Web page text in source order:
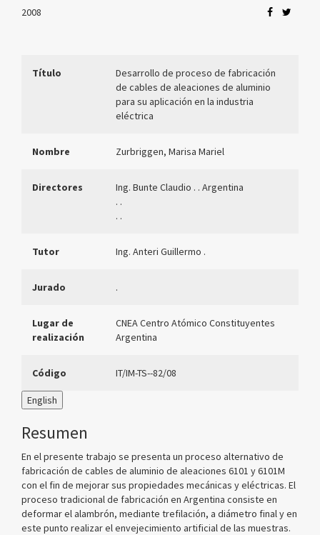
2008
Título
Desarrollo de proceso de fabricación
de cables de aleaciones de aluminio
para su aplicación en la industria
eléctrica
Nombre Zurbriggen, Marisa Mariel
Directores
Ing. Bunte Claudio . . Argentina
. .
. .
Tutor Ing. Anteri Guillermo .
Jurado .
Lugar de
realización
CNEA Centro Atómico Constituyentes
Argentina
Código IT/IM-TS--82/08
English
Resumen
En el presente trabajo se presenta un proceso alternativo de
fabricación de cables de aluminio de aleaciones 6101 y 6101M
con el fin de mejorar sus propiedades mecánicas y eléctricas. El
proceso tradicional de fabricación en Argentina consiste en
deformar el alambrón, mediante trefilación, a diámetro final y en
este punto realizar el envejecimiento artificial de las muestras.